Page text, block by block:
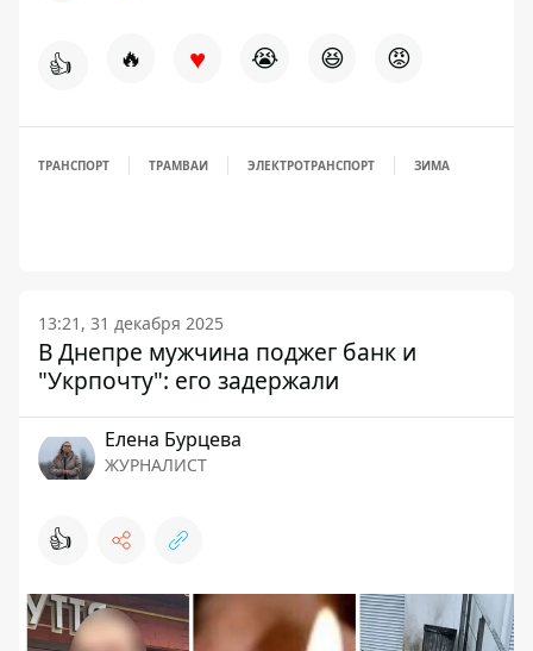
👍 🔥 ♥ 😭 😆 😡
ТРАНСПОРТ ТРАМВАИ ЭЛЕКТРОТРАНСПОРТ ЗИМА
13:21, 31 декабря 2025
В Днепре мужчина поджег банк и
"Укрпочту": его задержали
Елена Бурцева
ЖУРНАЛИСТ
👍